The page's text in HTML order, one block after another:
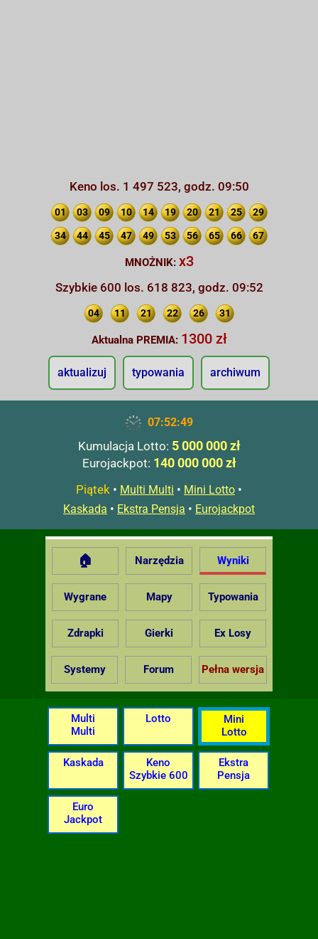
Keno los. 1 497 523, godz. 09:50
01 03 09 10 14 19 20 21 25 29
34 44 45 47 49 53 56 65 66 67
MNOŻNIK: x3
Szybkie 600 los. 618 823, godz. 09:52
04 11 21 22 26 31
Aktualna PREMIA: 1300 zł
aktualizuj typowania archiwum
07:52:50
Kumulacja Lotto: 5 000 000 zł
Eurojackpot: 140 000 000 zł
Piątek • Multi Multi • Mini Lotto •
Kaskada • Ekstra Pensja • Eurojackpot
🏠 Narzędzia Wyniki
Wygrane Mapy Typowania
Zdrapki Gierki Ex Losy
Systemy Forum Pełna wersja
Multi
Multi
Lotto
Mini
Lotto
Kaskada
Keno
Szybkie 600
Ekstra
Pensja
Euro
Jackpot